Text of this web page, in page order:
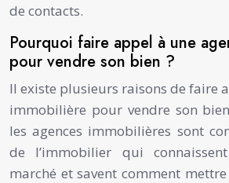
de contacts.
Pourquoi faire appel à une
pour vendre son bien ?
Il existe plusieurs raisons de faire
immobilière pour vendre son
les agences immobilières sont
de l’immobilier qui
marché et savent comment